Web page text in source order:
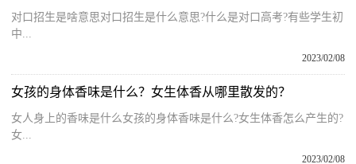
对口招生是啥意思对口招生是什么意思?什么是对口高考?有些学生初
中...
2023/02/08
女孩的身体香味是什么？女生体香从哪里散发的？
女人身上的香味是什么女孩的身体香味是什么?女生体香怎么产生的?
女...
2023/02/08